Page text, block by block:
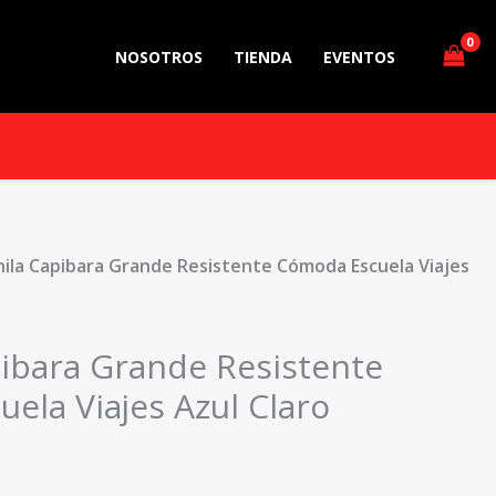
NOSOTROS TIENDA EVENTOS
Capibara Grande Resistente Cómoda Escuela Viajes
Grande Resistente
Viajes Azul Claro